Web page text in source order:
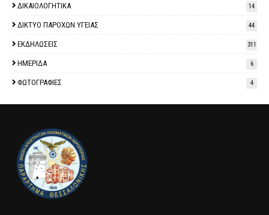
ΔΙΚΑΙΟΛΟΓΗΤΙΚΑ 14
ΔΙΚΤΥΟ ΠΑΡΟΧΩΝ ΥΓΕΙΑΣ 44
ΕΚΔΗΛΩΣΕΙΣ 311
ΗΜΕΡΙΔΑ 6
ΦΩΤΟΓΡΑΦΙΕΣ 4